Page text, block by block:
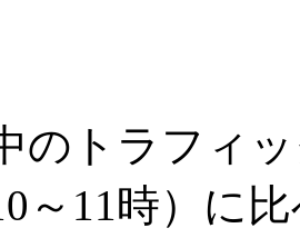
のトラフィ
～11時）に